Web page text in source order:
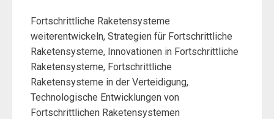
Fortschrittliche Raketensysteme
weiterentwickeln, Strategien für Fortschrittliche
Raketensysteme, Innovationen in Fortschrittliche
Raketensysteme, Fortschrittliche
Raketensysteme in der Verteidigung,
Technologische Entwicklungen von
Fortschrittlichen Raketensystemen